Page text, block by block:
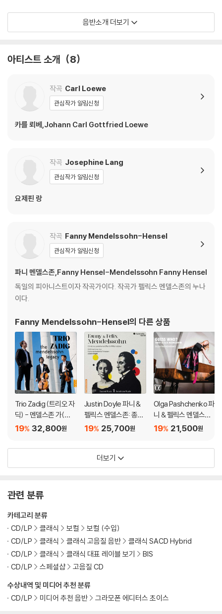
*Hybrid SACD(CD, SACD), 5.0 Surround sound(SACD) 6
2’52
음반소개 더보기
아티스트 소개 8
작곡 Carl Loewe
관심작가 알림신청
카를 뢰베,Johann Carl Gottfried Loewe
작곡 Josephine Lang
관심작가 알림신청
요제핀 랑
작곡 Fanny Mendelssohn-Hensel
관심작가 알림신청
파니 멘델스존,Fanny Hensel-Mendelssohn Fanny Hensel
독일의 피아니스트이자 작곡가이다. 작곡가 펠릭스 멘델스존의 누나
이다.
Fanny Mendelssohn-Hensel의 다른 상품
Trio Zadig (트리오 자
딕) - 멘델스존 가(家)
의 유산 (The Mendel
32,800원
19%
Justin Doyle 파니 &
펠릭스 멘델스존: 종교
음악 1집 (Fanny & Feli
red Music Vol. 1)
25,700원
19%
Olga Pashchenko 파
니 & 펠릭스 멘델스존:
무언가 외 피아노 작품
ssohn: Guess Wh
21,500원
19%
더보기
관련 분류
수상내역 및 미디어 추천 분류
CD/LP
미디어 추천 음반 그라모폰 에디터스 초이스
카테고리 분류
CD/LP
클래식 보컬
보컬 (수입)
CD/LP
클래식 클래식 고음질 음반
클래식 SACD Hybrid
CD/LP
클래식 클래식 대표 레이블 보기
BIS
CD/LP
스페셜샵 고음질 CD